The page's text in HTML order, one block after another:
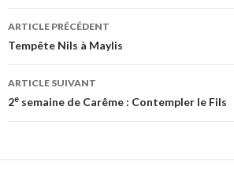
Navigation
des
articles
ARTICLE PRÉCÉDENT
Tempête Nils à Maylis
ARTICLE SUIVANT
2e semaine de Carême : Contempler le Fils